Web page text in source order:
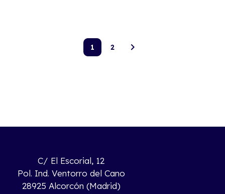
1 2
C/ El Escorial, 12
Pol. Ind. Ventorro del Cano
28925 Alcorcón (Madrid)